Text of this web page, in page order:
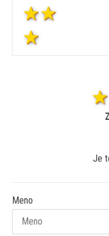
Je
Meno